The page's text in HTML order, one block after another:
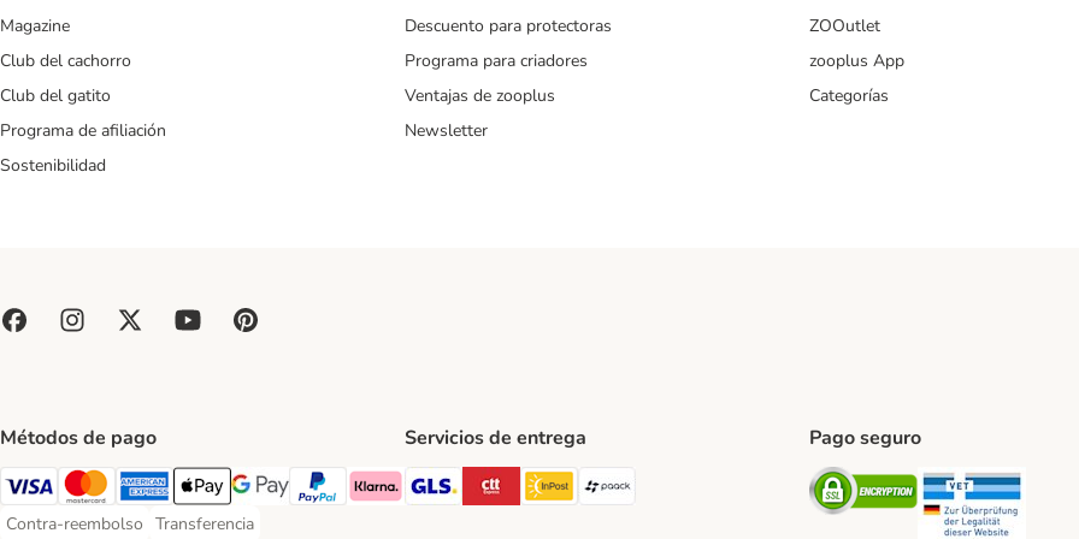
Magazine
Club del cachorro
Club del gatito
Programa de afiliación
Sostenibilidad
Descuento para protectoras
Programa para criadores
Ventajas de zooplus
Newsletter
ZOOutlet
zooplus App
Categorías
Métodos de pago
Visa Payment Method
Mastercard Payment Method
American Express Payment Method
Apple Pay Payment Method
Google Pay Payment Method
PayPal Payment Method
Klarna Payment Method
Contra-reembolso
Contra-reembolso Payment Method
Transferencia
Transferencia Payment Method
Servicios de entrega
GLS Shipping Method
CTTExpress Shipping Method
InPost Shipping Method
Pago seguro
Security